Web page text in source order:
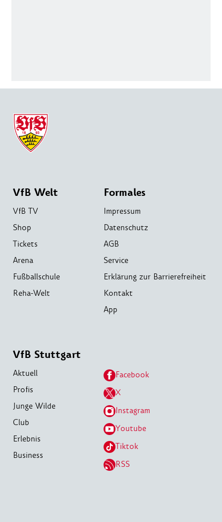
VfB Welt
VfB TV
Shop
Tickets
Arena
Fußballschule
Reha-Welt
Formales
Impressum
Datenschutz
AGB
Service
Erklärung zur Barrierefreiheit
Kontakt
App
VfB Stuttgart
Aktuell
Profis
Junge Wilde
Club
Erlebnis
Business
Facebook
X
Instagram
Youtube
Tiktok
RSS